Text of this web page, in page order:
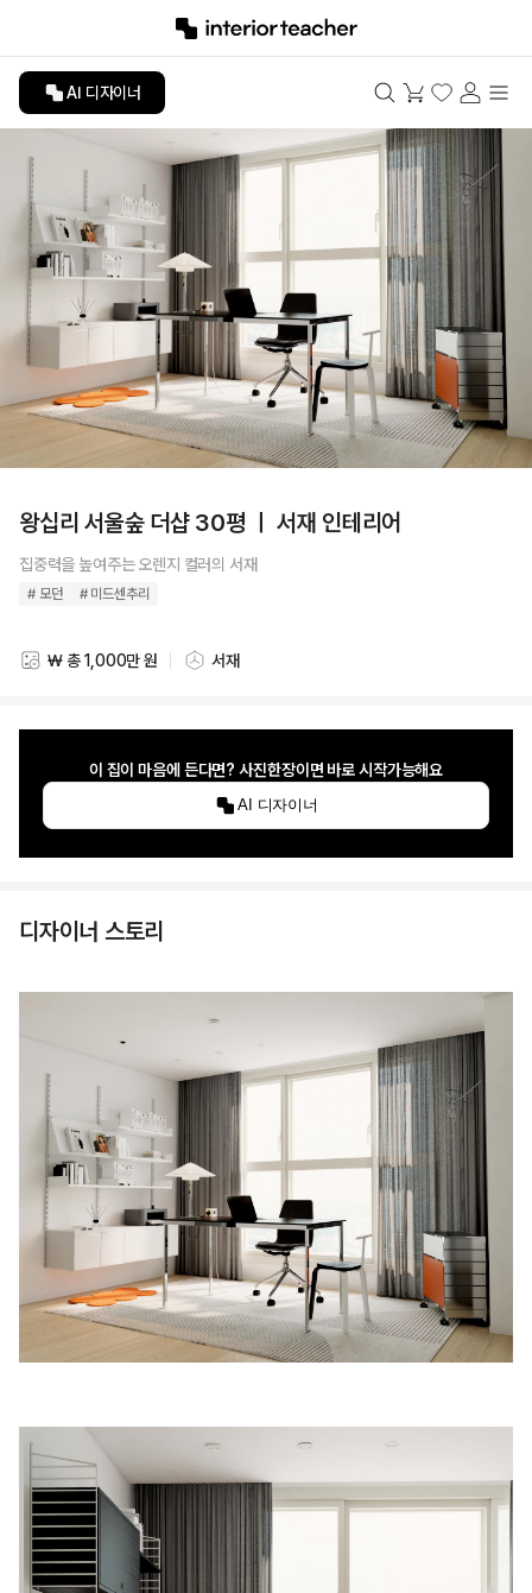
AI 디자이너
왕십리 서울숲 더샵 30평 ㅣ 서재 인테리어
집중력을 높여주는 오렌지 컬러의 서재
# 모던 # 미드센추리
스타일링 비용
₩ 총 1,000만 원 스타일링 공간
서재
이 집이 마음에 든다면? 사진한장이면 바로 시작가능해요
AI 디자이너
디자이너 스토리